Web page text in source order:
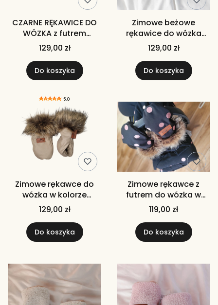
CZARNE RĘKAWICE DO
WÓZKA z futrem
beżowym lub szarym
(Handmuff)
129,00 zł
Do koszyka
Zimowe beżowe
rękawice do wózka
barankowe teddy
beżowe
129,00 zł
Do koszyka
5.0
Zimowe rękawce do
wózka w kolorze
beżowym rękawice do
wózka beżowe z futrem
129,00 zł
Do koszyka
Zimowe rękawce z
futrem do wózka w
kropki (KOLORY DO
WYBORU) miedziane
różowe złoto złote
srebrne
119,00 zł
Do koszyka